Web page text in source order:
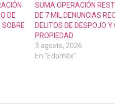
DE
SUMA OPERACIÓN
DE 7 MIL DENUNCIAS
DELITOS DE DESPOJO
PROPIEDAD
3 agosto, 2026
En "Edoméx"